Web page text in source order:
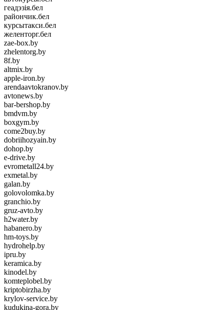
геадэзія.бел
райончик.бел
курсытакси.бел
желенторг.бел
zae-box.by
zhelentorg.by
8f.by
altmix.by
apple-iron.by
arendaavtokranov.by
avtonews.by
bar-bershop.by
bmdvm.by
boxgym.by
come2buy.by
dobriihozyain.by
dohop.by
e-drive.by
evrometall24.by
exmetal.by
galan.by
golovolomka.by
granchio.by
gruz-avto.by
h2water.by
habanero.by
hm-toys.by
hydrohelp.by
ipru.by
keramica.by
kinodel.by
komteplobel.by
kriptobirzha.by
krylov-service.by
kudukina-gora.by